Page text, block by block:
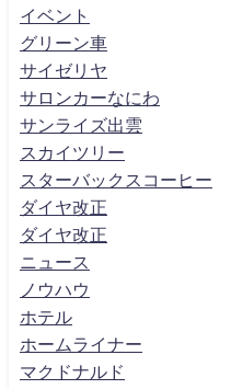
イベント
グリーン車
サイゼリヤ
サロンカーなにわ
サンライズ出雲
スカイツリー
スターバックスコーヒー
ダイヤ改正
ダイヤ改正
ニュース
ノウハウ
ホテル
ホームライナー
マクドナルド